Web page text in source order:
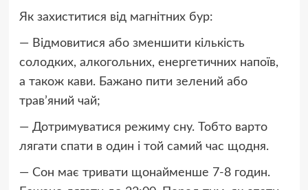
Як захиститися від магнітних бур:
— Відмовитися або зменшити кількість
солодких, алкогольних, енергетичних напоїв,
а також кави. Бажано пити зелений або
трав’яний чай;
— Дотримуватися режиму сну. Тобто варто
лягати спати в один і той самий час щодня.
— Сон має тривати щонайменше 7-8 годин.